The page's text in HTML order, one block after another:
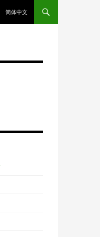
简体中文